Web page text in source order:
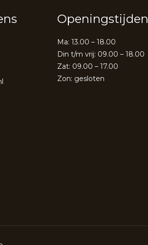
Openingstijden
Ma: 13.00 – 18.00
Din t/m vrij: 09.00 – 18.00
Zat: 09.00 – 17.00
Zon: gesloten